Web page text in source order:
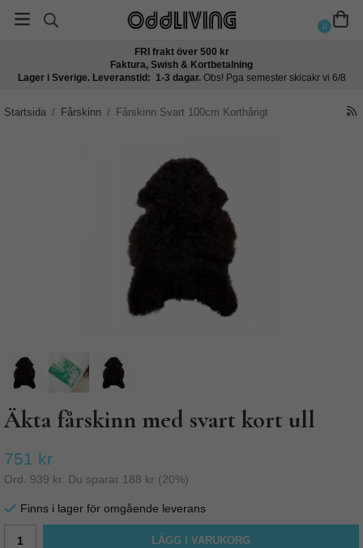
0
FRI frakt över 500 kr
Faktura, Swish & Kortbetalning
Lager i Sverige. Leveranstid: 1-3 dagar. Obs! Pga semester skicakr vi 6/8
Startsida / Fårskinn / Fårskinn Svart 100cm Korthårigt
Äkta fårskinn med svart kort ull
751 kr
Ord. 939 kr . Du sparar 188 kr (20%)
Finns i lager för omgående leverans
LÄGG I VARUKORG